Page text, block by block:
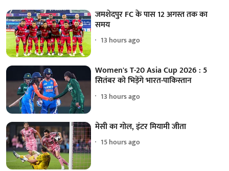
जमशेदपुर FC के पास 12 अगस्त तक का
समय
13 hours ago
Women's T-20 Asia Cup 2026 : 5
सितंबर को भिड़ेंगे भारत-पाकिस्तान
13 hours ago
मेसी का गोल, इंटर मियामी जीता
15 hours ago